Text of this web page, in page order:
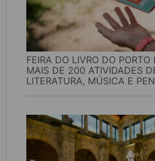
FEIRA DO LIVRO DO PORTO
MAIS DE 200 ATIVIDADES
LITERATURA, MÚSICA E